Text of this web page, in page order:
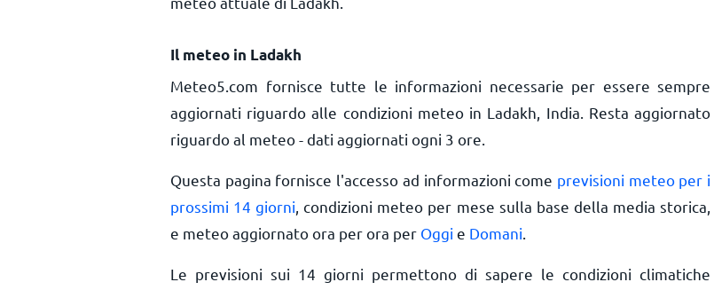
Il meteo in Ladakh
Meteo5.com fornisce tutte le informazioni necessarie per essere sempre
aggiornati riguardo alle condizioni meteo in Ladakh, India. Resta aggiornato
riguardo al meteo - dati aggiornati ogni 3 ore.
Questa pagina fornisce l'accesso ad informazioni come previsioni meteo per i
prossimi 14 giorni , condizioni meteo per mese sulla base della media storica,
e meteo aggiornato ora per ora per Oggi e Domani
Le previsioni sui 14 giorni permettono di sapere le condizioni climatiche